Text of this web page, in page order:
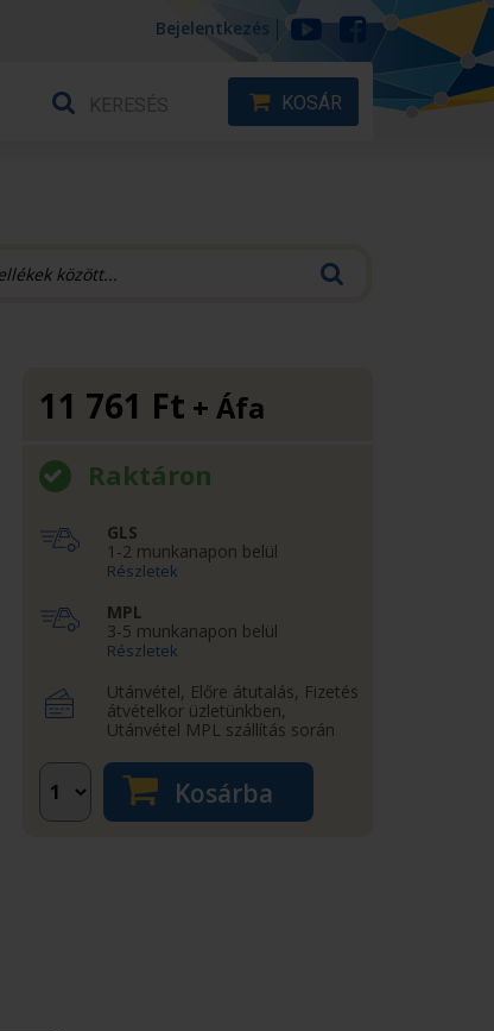
Bejelentkezés
KOSÁR
11 761 Ft + Áfa
Raktáron
GLS
1-2 munkanapon belül
Részletek
MPL
3-5 munkanapon belül
Részletek
Utánvétel, Előre átutalás, Fizetés
átvételkor üzletünkben,
Utánvétel MPL szállítás során
Kosárba